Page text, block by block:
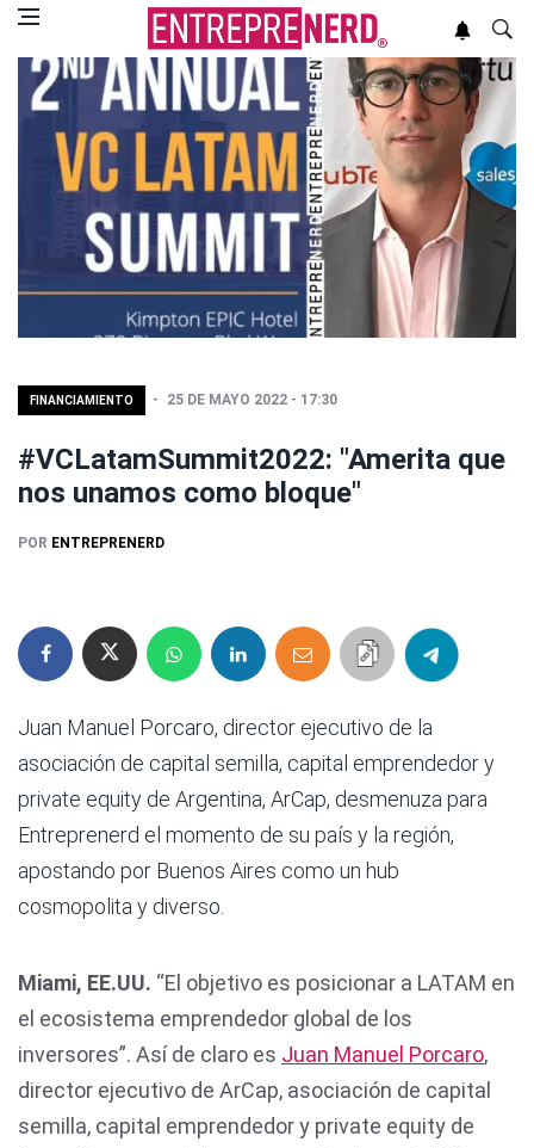
FINANCIAMIENTO 25 DE MAYO 2022 - 17:30
#VCLatamSummit2022: "Amerita que
nos unamos como bloque"
POR ENTREPRENERD
Juan Manuel Porcaro, director ejecutivo de la
asociación de capital semilla, capital emprendedor y
private equity de Argentina, ArCap, desmenuza para
Entreprenerd el momento de su país y la región,
apostando por Buenos Aires como un hub
cosmopolita y diverso.
Miami, EE.UU. “El objetivo es posicionar a LATAM en
el ecosistema emprendedor global de los
inversores”. Así de claro es Juan Manuel Porcaro,
director ejecutivo de ArCap, asociación de capital
semilla, capital emprendedor y private equity de